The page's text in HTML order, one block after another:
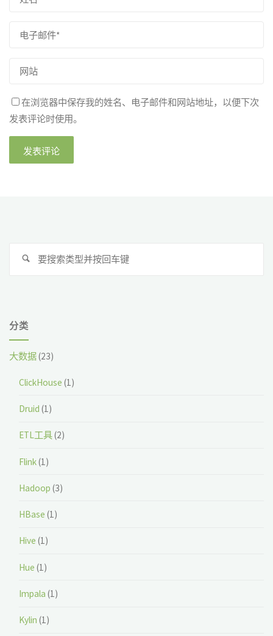
在浏览器中保存我的姓名、电子邮件和网站地址，以便下次
发表评论时使用。
搜
分类
大数据(23)
ClickHouse (1)
Druid (1)
ETL工具(2)
Flink(1)
Hadoop (3)
HBase (1)
Hive (1)
Hue (1)
Impala (1)
Kylin (1)